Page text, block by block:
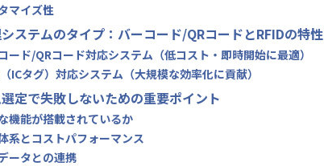
マイズ性
ステムのタイプ：バーコード/QRコードとRFIDの特性
ード/QRコード対応システム（低コスト・即時開始に最適）
ICタグ）対応システム（大規模な効率化に貢献）
定で失敗しないための重要ポイント
機能が搭載されているか
系とコストパフォーマンス
ータとの連携